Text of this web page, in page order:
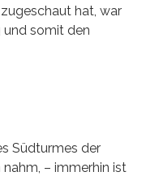
hat, war
und somit den
Südturmes der
– immerhin ist